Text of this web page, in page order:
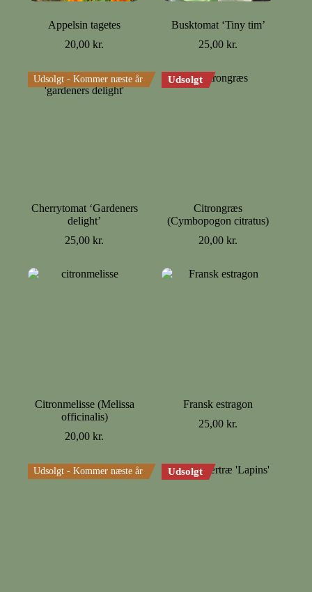
Appelsin tagetes
20,00kr.
Busktomat ‘Tiny tim’
25,00kr.
Udsolgt - Kommer næste år
Cherrytomat ‘Gardeners
delight’
25,00kr.
Udsolgt
Citrongræs
(Cymbopogon citratus)
20,00kr.
Citronmelisse (Melissa
officinalis)
20,00kr.
Fransk estragon
25,00kr.
Udsolgt - Kommer næste år Udsolgt